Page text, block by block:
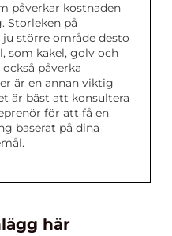
påverkar kostnaden
Storleken på
större område desto
som kakel, golv och
påverka
är en annan viktig
är bäst att konsultera
för att få en
baserat på dina
här